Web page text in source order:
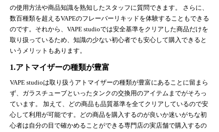
の使用方法や商品知識を熟知したスタッフに質問できます。 さらに、
数百種類を超えるVAPEのフレーバーリキッドを体験することもできる
のです。それから、VAPE studioでは安全基準をクリアした商品だけを
取り扱っているため、知識の少ない初心者でも安心して購入できると
いうメリットもあります。
1.アトマイザーの種類が豊富
VAPE studioは取り扱うアトマイザーの種類が豊富にあることに留まら
ず、ガラスチューブといったタンクの交換用のアイテムまでがそろっ
ています。 加えて、どの商品も品質基準を全てクリアしているので安
心して利用が可能です。どの商品を購入するのが良いか迷いがちな初
心者は自分の目で確かめることができる専門店の実店舗で購入するの